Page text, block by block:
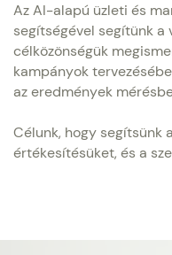
Az AI-alapú üzleti és
segítségével segítünk a
célközönségük
kampányok
az eredmények
Célunk, hogy segítsünk
értékesítésüket, és a